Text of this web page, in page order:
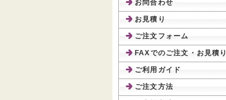
お問合わせ
お見積り
ご注文フォーム
FAXでのご注文・お見積り
ご利用ガイド
ご注文方法